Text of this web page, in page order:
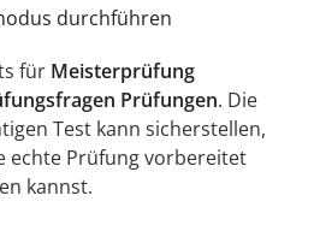
durchführen
für Meisterprüfung
Prüfungen. Die
Test kann sicherstellen,
echte Prüfung vorbereitet
kannst.